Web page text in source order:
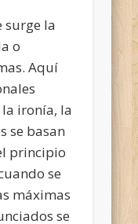
surge la
o
Aquí
ironía, la
se basan
principio
se
máximas
se